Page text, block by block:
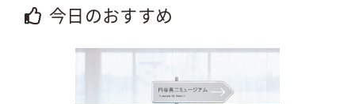
今日のおすすめ